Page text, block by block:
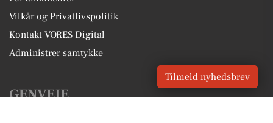
Vilkår og Privatlivspolitik
Kontakt VORES Digital
Administrer samtykke
GENVEJE
Tilmeld nyhedsbrev